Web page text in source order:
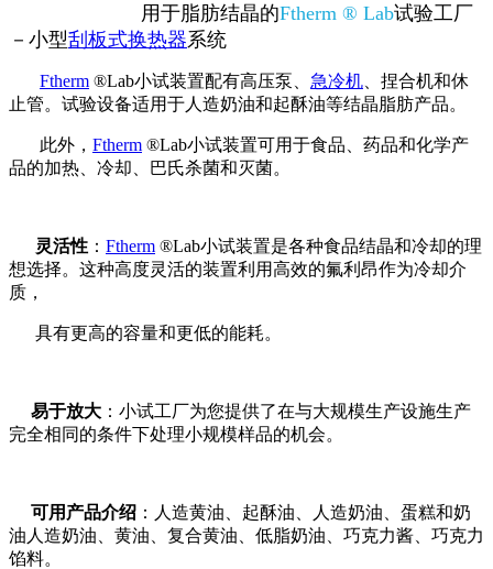
用于脂肪结晶的Ftherm ® Lab试验工厂
－小型刮板式换热器系统
Ftherm ®Lab小试装置配有高压泵、 急冷机 、捏合机和休
止管。试验设备适用于人造奶油和起酥油等结晶脂肪产品。
此外， Ftherm ®Lab小试装置可用于食品、药品和化学产
品的加热、冷却、巴氏杀菌和灭菌。
灵活性 ： Ftherm ®Lab小试装置是各种食品结晶和冷却的理
想选择。这种高度灵活的装置利用高效的氟利昂作为冷却介
质，
具有更高的容量和更低的能耗。
易于放大 ：小试工厂为您提供了在与大规模生产设施生产
完全相同的条件下处理小规模样品的机会。
可用产品介绍 ：人造黄油、起酥油、人造奶油、蛋糕和奶
油人造奶油、黄油、复合黄油、低脂奶油、巧克力酱、巧克力
馅料。